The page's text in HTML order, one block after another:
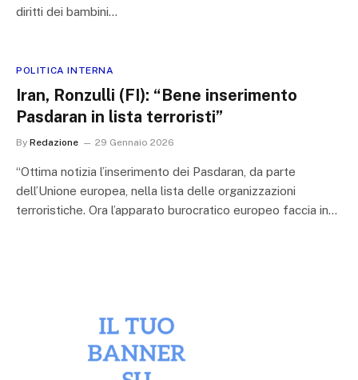
diritti dei bambini…
POLITICA INTERNA
Iran, Ronzulli (FI): “Bene inserimento
Pasdaran in lista terroristi”
By Redazione 29 Gennaio 2026
“Ottima notizia l’inserimento dei Pasdaran, da parte
dell’Unione europea, nella lista delle organizzazioni
terroristiche. Ora l’apparato burocratico europeo faccia in…